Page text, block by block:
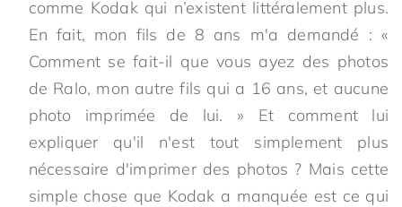
comme Kodak qui n’existent littéralement plus.
En fait, mon fils de 8 ans m'a demandé : «
Comment se fait-il que vous ayez des photos
de Ralo, mon autre fils qui a 16 ans, et aucune
photo imprimée de lui. » Et comment lui
expliquer qu'il n'est tout simplement plus
nécessaire d'imprimer des photos ? Mais cette
simple chose que Kodak a manquée est ce qui